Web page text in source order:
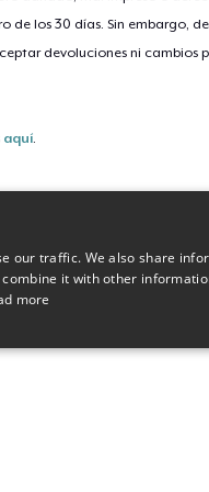
de los 30 días. Sin embargo,
devoluciones ni cambios
aquí.
our traffic. We also share
it with other
more